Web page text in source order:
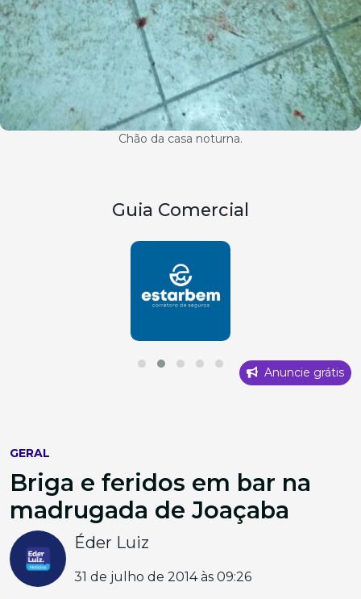
Chão da casa noturna.
Guia Comercial
Anuncie grátis
GERAL
Briga e feridos em bar na
madrugada de Joaçaba
Éder Luiz
31 de julho de 2014 às 09:26